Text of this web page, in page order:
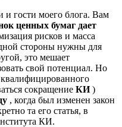
и гости моего блога. Вам
ценных бумаг дает
рисков и масса
стороны нужны для
это мешает
свой потенциал. Но
квалифицированного
сокращение КИ)
, когда был изменен закон
та его статья, в
КИ.